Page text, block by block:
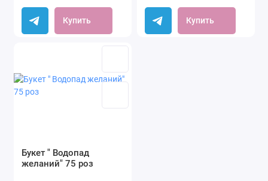
Купить Купить
Букет " Водопад
желаний" 75 роз